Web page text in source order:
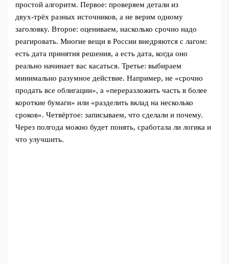
простой алгоритм. Первое: проверяем детали из
двух‑трёх разных источников, а не верим одному
заголовку. Второе: оцениваем, насколько срочно надо
реагировать. Многие вещи в России внедряются с лагом:
есть дата принятия решения, а есть дата, когда оно
реально начинает вас касаться. Третье: выбираем
минимально разумное действие. Например, не «срочно
продать все облигации», а «переразложить часть в более
короткие бумаги» или «разделить вклад на несколько
сроков». Четвёртое: записываем, что сделали и почему.
Через полгода можно будет понять, сработала ли логика и
что улучшить.